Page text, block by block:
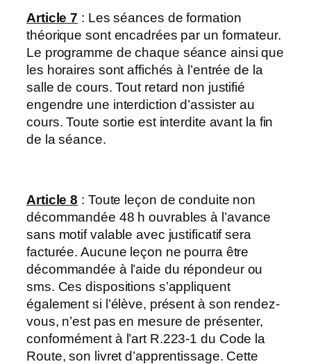
Article 7 : Les séances de formation
théorique sont encadrées par un formateur.
Le programme de chaque séance ainsi que
les horaires sont affichés à l’entrée de la
salle de cours. Tout retard non justifié
engendre une interdiction d’assister au
cours. Toute sortie est interdite avant la fin
de la séance.
Article 8 : Toute leçon de conduite non
décommandée 48 h ouvrables à l’avance
sans motif valable avec justificatif sera
facturée. Aucune leçon ne pourra être
décommandée à l’aide du répondeur ou
sms. Ces dispositions s’appliquent
également si l’élève, présent à son rendez-
vous, n’est pas en mesure de présenter,
conformément à l’art R.223-1 du Code la
Route, son livret d’apprentissage. Cette